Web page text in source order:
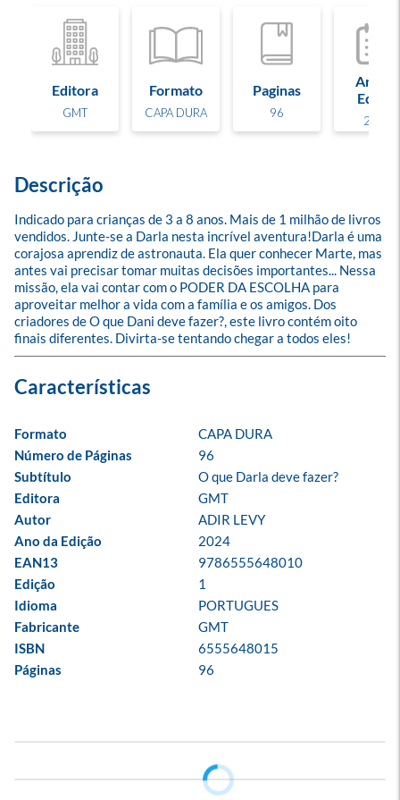
Editora
GMT
Formato
CAPA DURA
Paginas
96
Ano de
Edição
2024
Descrição
Indicado para crianças de 3 a 8 anos. Mais de 1 milhão de livros
vendidos. Junte-se a Darla nesta incrível aventura!Darla é uma
corajosa aprendiz de astronauta. Ela quer conhecer Marte, mas
antes vai precisar tomar muitas decisões importantes... Nessa
missão, ela vai contar com o PODER DA ESCOLHA para
aproveitar melhor a vida com a família e os amigos. Dos
criadores de O que Dani deve fazer?, este livro contém oito
finais diferentes. Divirta-se tentando chegar a todos eles!
Formato
CAPA DURA
Número de Páginas
96
Subtítulo
O que Darla deve fazer?
Editora
GMT
Autor
ADIR LEVY
Ano da Edição
2024
EAN13
9786555648010
Edição
1
Idioma
PORTUGUES
Fabricante
GMT
ISBN
6555648015
Páginas
96